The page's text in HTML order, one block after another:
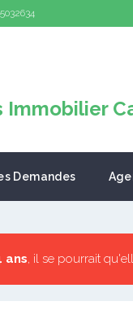
Demandes
ans, il se pourrait